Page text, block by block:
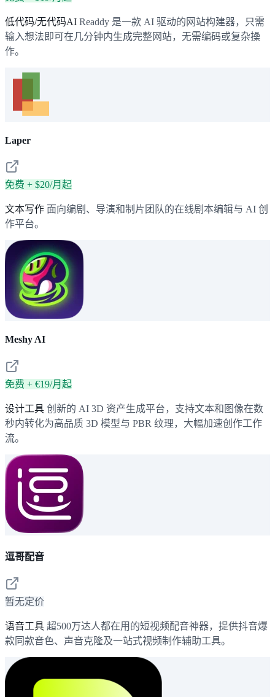
低代码/无代码AI Readdy 是一款 AI 驱动的网站构建器，只需
输入想法即可在几分钟内生成完整网站，无需编码或复杂操
作。
Laper
免费 + $20/月起
文本写作 面向编剧、导演和制片团队的在线剧本编辑与 AI 创
作平台。
Meshy AI
免费 + €19/月起
设计工具 创新的 AI 3D 资产生成平台，支持文本和图像在数
秒内转化为高品质 3D 模型与 PBR 纹理，大幅加速创作工作
流。
逗哥配音
暂无定价
语音工具 超500万达人都在用的短视频配音神器，提供抖音爆
款同款音色、声音克隆及一站式视频制作辅助工具。